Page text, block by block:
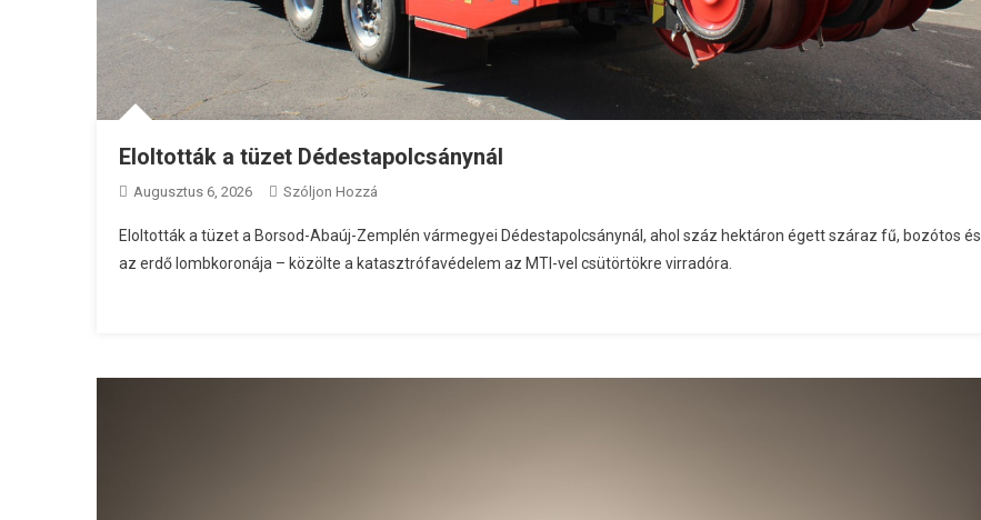
Eloltották a tüzet Dédestapolcsánynál
Augusztus 6, 2026 Szóljon Hozzá
A
Tüzet
Eloltották a tüzet a Borsod-Abaúj-Zemplén vármegyei Dédestapolcsánynál, ahol száz hektáron égett száraz fű, bozótos és
az erdő lombkoronája – közölte a katasztrófavédelem az MTI-vel csütörtökre virradóra.